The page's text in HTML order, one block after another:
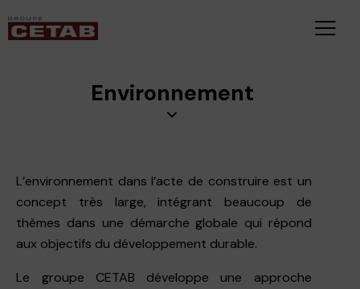
Environnement
L’environnement dans l’acte de construire est un
concept très large, intégrant beaucoup de
thèmes dans une démarche globale qui répond
aux objectifs du développement durable.
Le groupe CETAB développe une approche